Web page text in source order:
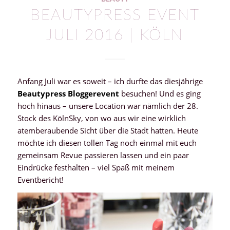
BEAUTYPRESS EVENT
JULI 2016 | KÖLN
Anfang Juli war es soweit – ich durfte das diesjährige
Beautypress Bloggerevent besuchen! Und es ging
hoch hinaus – unsere Location war nämlich der 28.
Stock des KölnSky, von wo aus wir eine wirklich
atemberaubende Sicht über die Stadt hatten. Heute
möchte ich diesen tollen Tag noch einmal mit euch
gemeinsam Revue passieren lassen und ein paar
Eindrücke festhalten – viel Spaß mit meinem
Eventbericht!